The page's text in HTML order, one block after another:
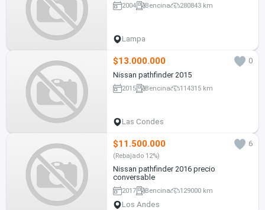
2004 Bencina 280843 km
Lampa
$13.000.000
0
Nissan pathfinder 2015
2015 Bencina 114315 km
Las Condes
$11.500.000 6
(Rebajado 12%)
Nissan pathfinder 2016 precio
conversable
2017 Bencina 129000 km
Los Andes